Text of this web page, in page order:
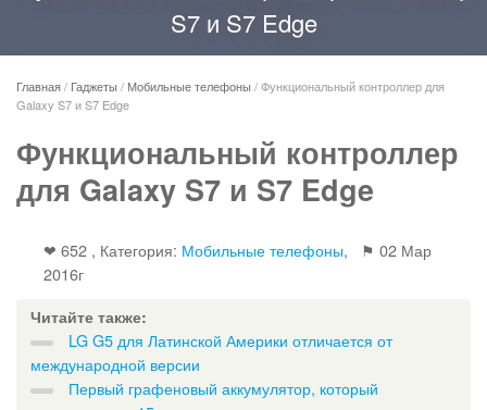
S7 и S7 Edge
Главная/ Гаджеты / Мобильные телефоны /Функциональный контроллер для
Galaxy S7 и S7 Edge
Функциональный контроллер
для Galaxy S7 и S7 Edge
❤ 652 , Категория: Мобильные телефоны, ⚑ 02 Мар
2016г
Читайте также:
LG G5 для Латинской Америки отличается от
международной версии
Первый графеновый аккумулятор, который